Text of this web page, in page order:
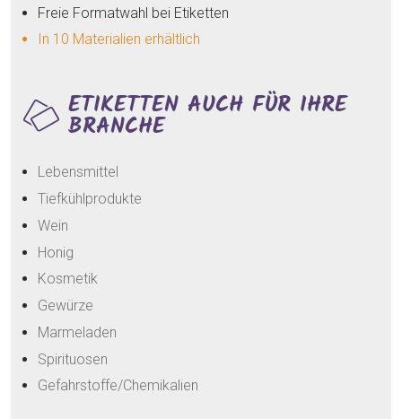
Freie Formatwahl bei Etiketten
In 10 Materialien erhältlich
ETIKETTEN AUCH FÜR IHRE
BRANCHE
Lebensmittel
Tiefkühlprodukte
Wein
Honig
Kosmetik
Gewürze
Marmeladen
Spirituosen
Gefahrstoffe/Chemikalien